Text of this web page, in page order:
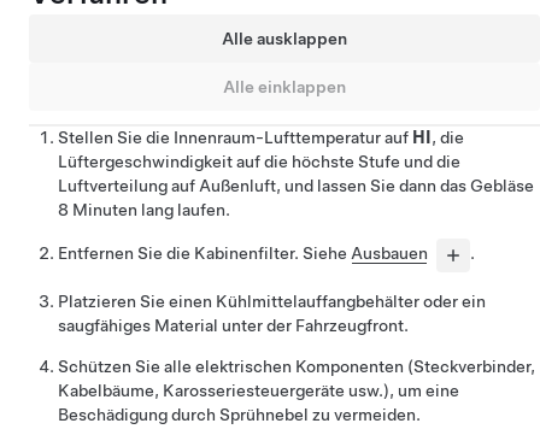
Alle ausklappen
Alle einklappen
Stellen Sie die Innenraum-Lufttemperatur auf HI , die
Lüftergeschwindigkeit auf die höchste Stufe und die
Luftverteilung auf Außenluft, und lassen Sie dann das Gebläse
8 Minuten lang laufen.
Entfernen Sie die Kabinenfilter. Siehe Ausbauen .
Platzieren Sie einen Kühlmittelauffangbehälter oder ein
saugfähiges Material unter der Fahrzeugfront.
Schützen Sie alle elektrischen Komponenten (Steckverbinder,
Kabelbäume, Karosseriesteuergeräte usw.), um eine
Beschädigung durch Sprühnebel zu vermeiden.